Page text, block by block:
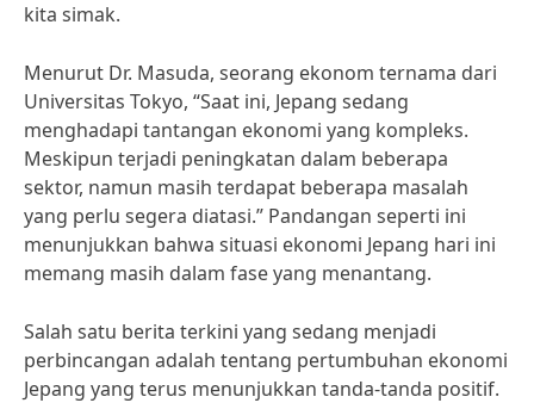
kita simak.
Menurut Dr. Masuda, seorang ekonom ternama dari
Universitas Tokyo, “Saat ini, Jepang sedang
menghadapi tantangan ekonomi yang kompleks.
Meskipun terjadi peningkatan dalam beberapa
sektor, namun masih terdapat beberapa masalah
yang perlu segera diatasi.” Pandangan seperti ini
menunjukkan bahwa situasi ekonomi Jepang hari ini
memang masih dalam fase yang menantang.
Salah satu berita terkini yang sedang menjadi
perbincangan adalah tentang pertumbuhan ekonomi
Jepang yang terus menunjukkan tanda-tanda positif.